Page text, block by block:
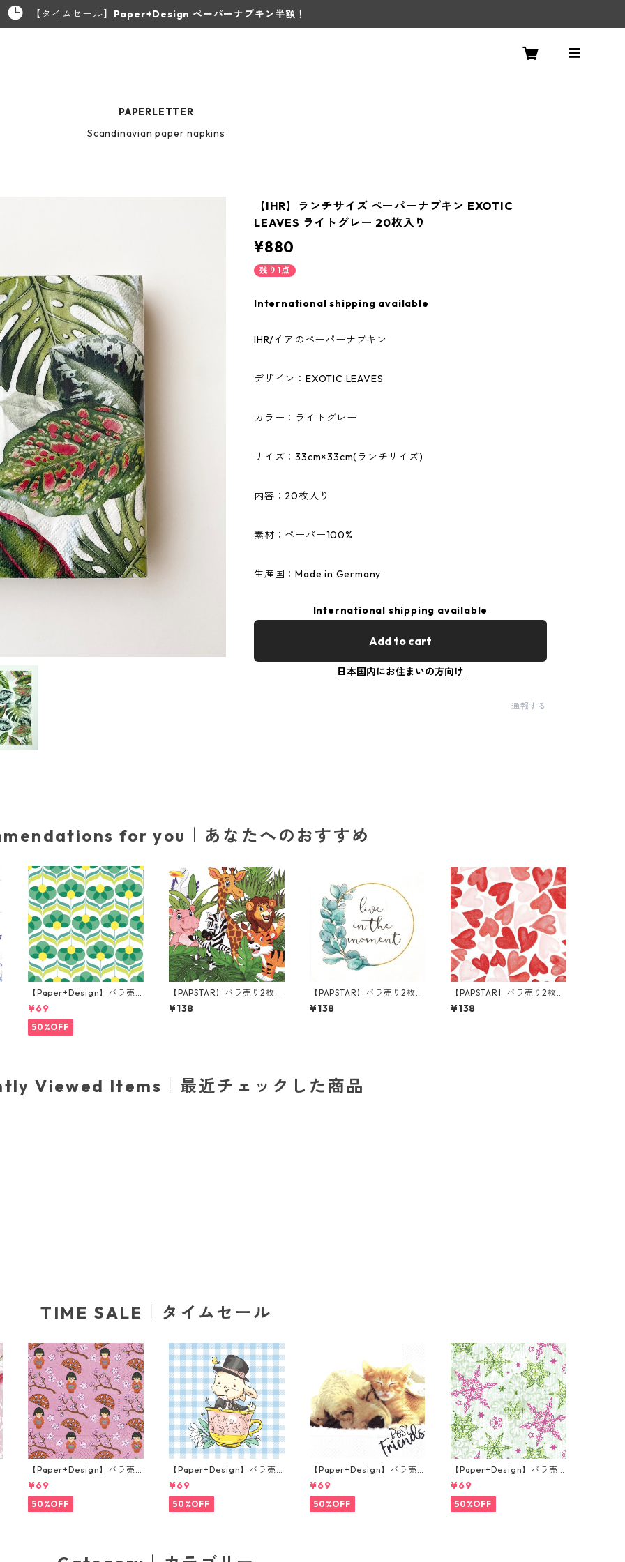
【タイムセール】 Paper+Design ペーパーナプキン半額！
PAPERLETTER
Scandinavian paper napkins
【IHR】ランチサイズ ペーパーナプキン EXOTIC
LEAVES ライトグレー 20枚入り
¥880
残り1点
International shipping available
IHR/イアのペーパーナプキン
デザイン：EXOTIC LEAVES
カラー：ライトグレー
サイズ：33cm×33cm(ランチサイズ)
内容：20枚入り
素材：ペーパー100%
生産国：Made in Germany
International shipping available
Add to cart
日本国内にお住まいの方向け
通報する
for you｜あなたへのおすすめ
【Paper+Design】バラ売
り2枚 ランチサイズ ペーパ
ーナプキン Geo Flowers グ
リーン
¥69
50%OFF
【PAPSTAR】バラ売り2枚
ランチサイズ ペーパーナプ
キン Jungle ホワイト
¥138
【PAPSTAR】バラ売り2枚
ランチサイズ ペーパーナプ
キン Live in the Moment
¥138
【PAPSTAR】バラ売り2枚
ランチサイズ ペーパーナプ
キン Heart to Heart ホワイ
¥138
Viewed Items｜最近チェックした商品
TIME SALE｜タイムセール
【Paper+Design】バラ売
り2枚 ランチサイズ ペーパ
ーナプキン LITTLE GEISHA
ピンク
¥69
50%OFF
【Paper+Design】バラ売
り2枚 ランチサイズ ペーパ
ーナプキン Easter Cup ラ
イトブルー
¥69
50%OFF
【Paper+Design】バラ売
り2枚 ランチサイズ ペーパ
ーナプキン Dog & Cat ホワ
イト
¥69
50%OFF
【Paper+Design】バラ売
り2枚 ランチサイズ ペーパ
ーナプキン DELICATE STAR
S グリーン
¥69
50%OFF